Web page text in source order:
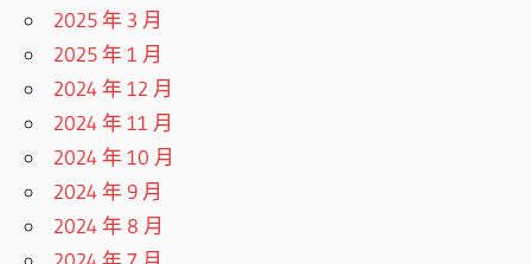
2025 年 3 月
2025 年 1 月
2024 年 12 月
2024 年 11 月
2024 年 10 月
2024 年 9 月
2024 年 8 月